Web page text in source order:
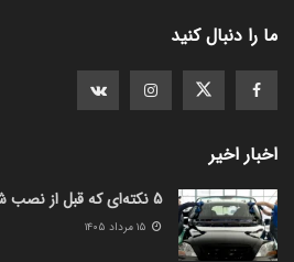
ما را دنبال کنید
اخبار اخیر
5 نکته‌ای که قبل از نصب شیشه جلو خودرو باید بدانید